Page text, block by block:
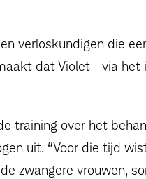
verloskundigen die
dat Violet - via
training over het
uit. “Voor die tijd
zwangere vrouwen,